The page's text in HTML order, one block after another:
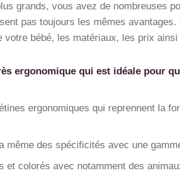
grands, vous avez de nombreuses
pas toujours les mêmes
votre bébé, les matériaux, les prix
ergonomique qui est idéale pour
ergonomiques qui reprennent la
des spécificités avec une
et colorés avec notamment des